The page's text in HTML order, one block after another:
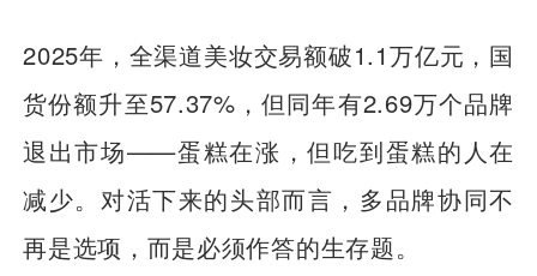
2025年，全渠道美妆交易额破1.1万亿元，国
货份额升至57.37%，但同年有2.69万个品牌
退出市场——蛋糕在涨，但吃到蛋糕的人在
减少。对活下来的头部而言，多品牌协同不
再是选项，而是必须作答的生存题。